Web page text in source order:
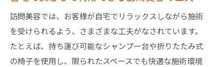
訪問美容では、お客様が自宅でリラックスしながら施術
を受けられるよう、さまざまな工夫がなされています。
たとえば、持ち運び可能なシャンプー台や折りたたみ式
の椅子を使用し、限られたスペースでも快適な施術環境